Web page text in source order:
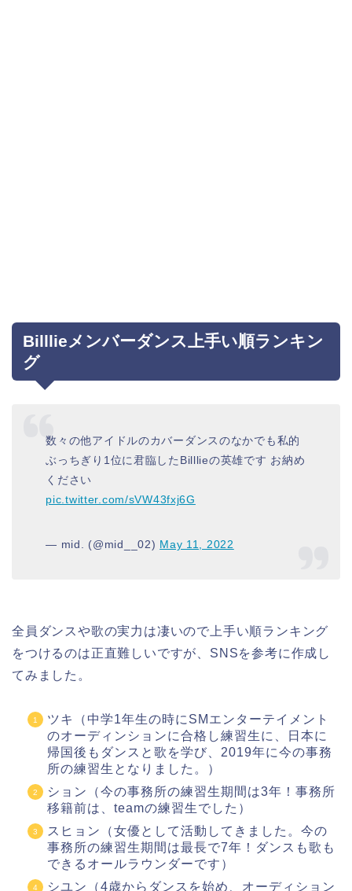
Billlieメンバーダンス上手い順ランキン
グ
数々の他アイドルのカバーダンスのなかでも私的
ぶっちぎり1位に君臨したBilllieの英雄です お納め
ください
pic.twitter.com/sVW43fxj6G
— mid. (@mid__02) May 11, 2022
全員ダンスや歌の実力は凄いので上手い順ランキング
をつけるのは正直難しいですが、SNSを参考に作成し
てみました。
ツキ（中学1年生の時にSMエンターテイメント
のオーディンションに合格し練習生に、日本に
帰国後もダンスと歌を学び、2019年に今の事務
所の練習生となりました。）
ション（今の事務所の練習生期間は3年！事務所
移籍前は、teamの練習生でした）
スヒョン（女優として活動してきました。今の
事務所の練習生期間は最長で7年！ダンスも歌も
できるオールラウンダーです）
シユン（4歳からダンスを始め、オーディション